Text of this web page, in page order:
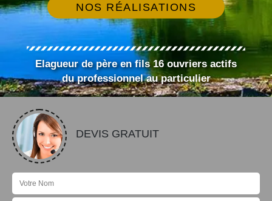
NOS RÉALISATIONS
Elagueur de père en fils 16 ouvriers actifs
du professionnel au particulier
DEVIS GRATUIT